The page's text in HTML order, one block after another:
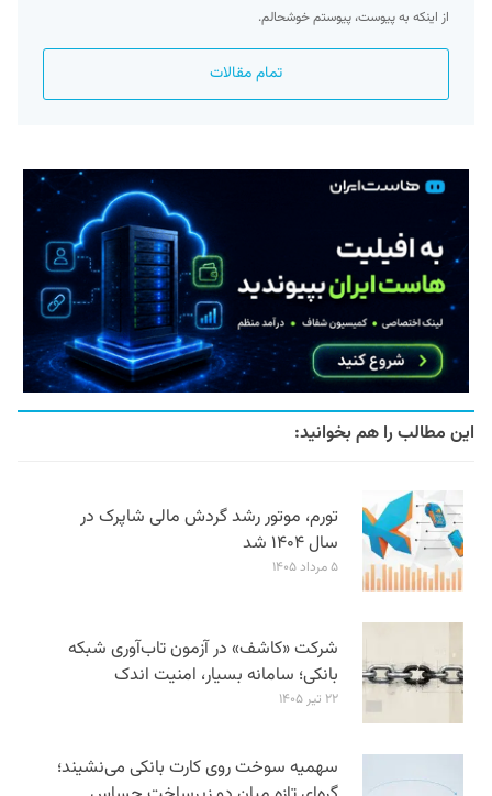
از اینکه به پیوست، پیوستم خوشحالم.
تمام مقالات
این مطالب را هم بخوانید:
تورم، موتور رشد گردش مالی شاپرک در
سال ۱۴۰۴ شد
۵ مرداد ۱۴۰۵
شرکت «کاشف» در آزمون تاب‌آوری شبکه
بانکی؛ سامانه‌ بسیار، امنیت اندک
۲۲ تیر ۱۴۰۵
سهمیه سوخت روی کارت بانکی می‌نشیند؛